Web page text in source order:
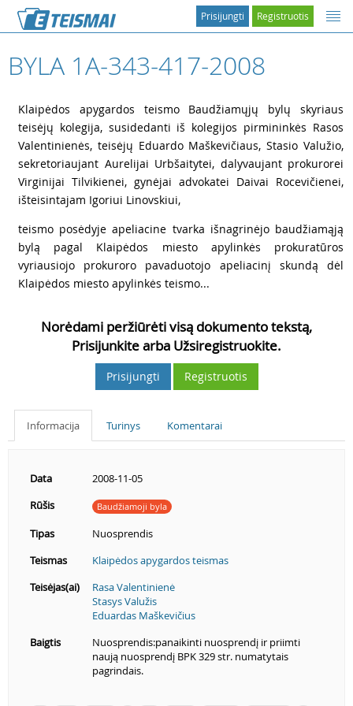
Registruotis
Prisijungti
BYLA 1A-343-417-2008
Klaipėdos apygardos teismo Baudžiamųjų bylų skyriaus
teisėjų kolegija, susidedanti iš kolegijos pirmininkės Rasos
Valentinienės, teisėjų Eduardo Maškevičiaus, Stasio Valužio,
sekretoriaujant Aurelijai Urbšaitytei, dalyvaujant prokurorei
Virginijai Tilvikienei, gynėjai advokatei Daivai Rocevičienei,
išteisintajam Igoriui Linovskiui,
teismo posėdyje apeliacine tvarka išnagrinėjo baudžiamąją
bylą pagal Klaipėdos miesto apylinkės prokuratūros
vyriausiojo prokuroro pavaduotojo apeliacinį skundą dėl
Klaipėdos miesto apylinkės teismo...
Norėdami peržiūrėti visą dokumento tekstą,
Prisijunkite arba Užsiregistruokite.
Prisijungti Registruotis
Informacija Turinys Komentarai
Data
2008-11-05
Rūšis
Baudžiamoji byla
Tipas
Nuosprendis
Teismas
Klaipėdos apygardos teismas
Teisėjas(ai)
Rasa Valentinienė
Stasys Valužis
Eduardas Maškevičius
Baigtis
Nuosprendis:panaikinti nuosprendį ir priimti
naują nuosprendį BPK 329 str. numatytais
pagrindais.